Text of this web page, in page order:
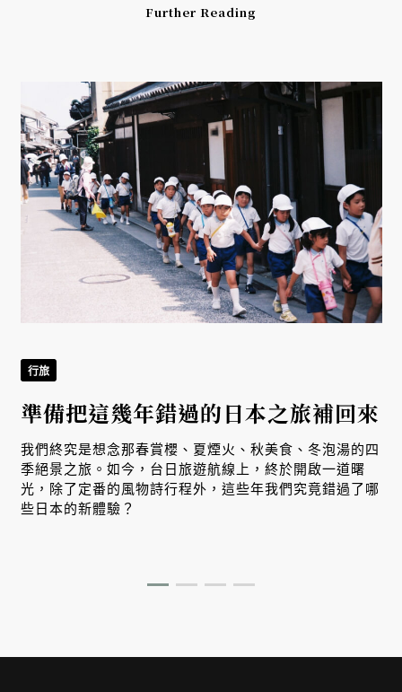
Further Reading
行旅
準備把這幾年錯過的日本之旅補回來
我們終究是想念那春賞櫻、夏煙火、秋美食、冬泡湯的四
季絕景之旅。如今，台日旅遊航線上，終於開啟一道曙
光，除了定番的風物詩行程外，這些年我們究竟錯過了哪
些日本的新體驗？